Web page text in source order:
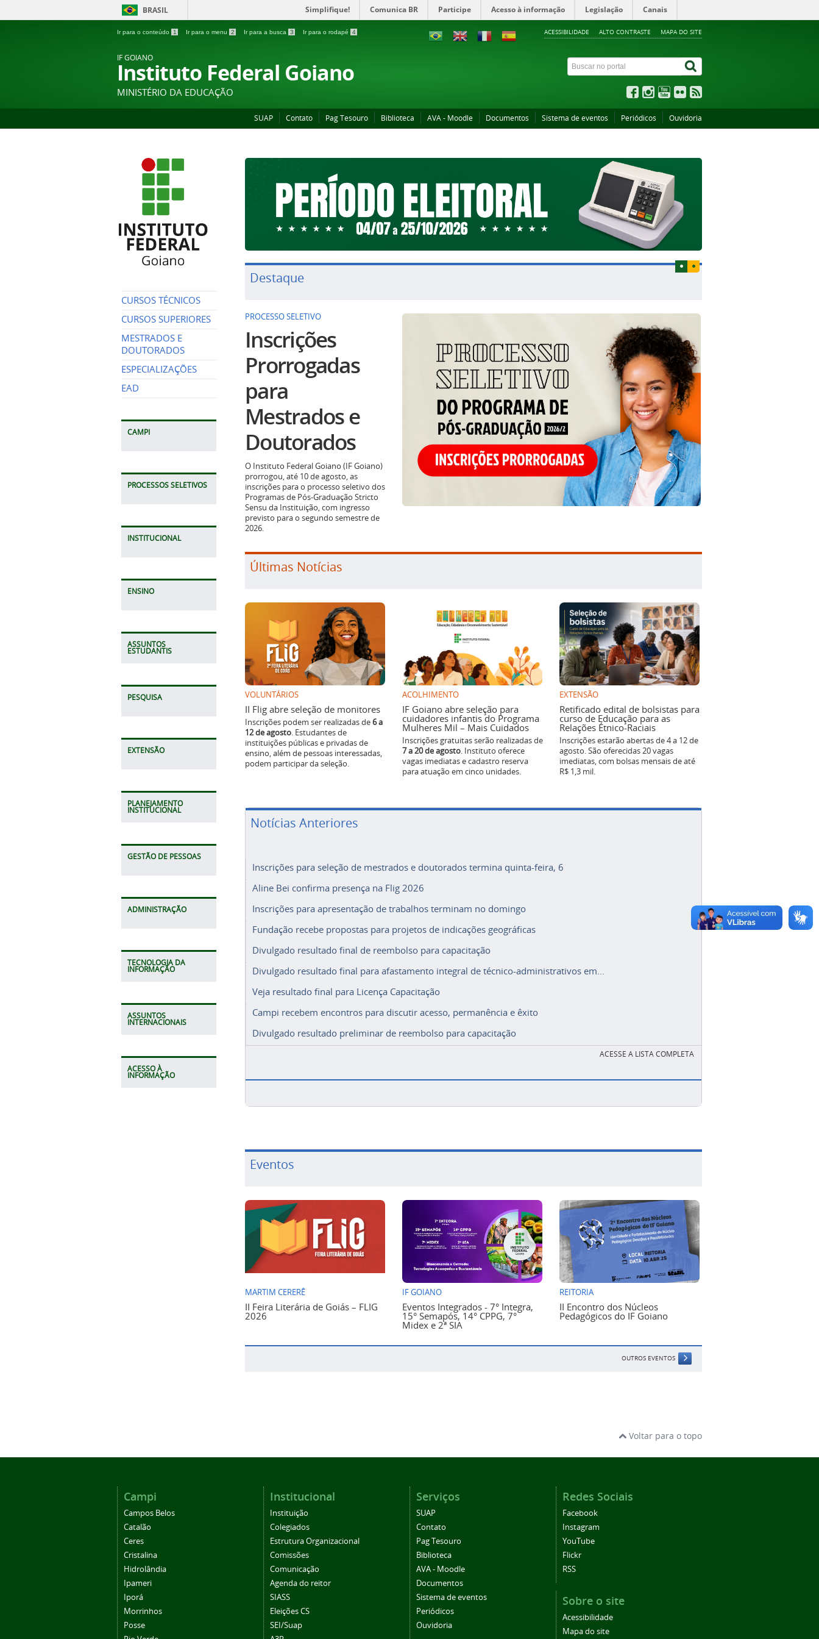
BRASIL Simplifique! Comunica BR Participe Acesso à informação Legislação Canais
Ir para o conteúdo 1 Ir para o menu 2 Ir para a busca 3 Ir para o rodapé 4 ACESSIBILIDADE ALTO CONTRASTE MAPA DO SITE
IF GOIANO
Instituto Federal Goiano
MINISTÉRIO DA EDUCAÇÃO
SUAP Contato Pag Tesouro Biblioteca AVA - Moodle Documentos Sistema de eventos Periódicos Ouvidoria
CURSOS TÉCNICOS
CURSOS SUPERIORES
MESTRADOS E
DOUTORADOS
ESPECIALIZAÇÕES
EAD
CAMPI
PROCESSOS SELETIVOS
INSTITUCIONAL
ENSINO
ASSUNTOS
ESTUDANTIS
PESQUISA
EXTENSÃO
PLANEJAMENTO
INSTITUCIONAL
GESTÃO DE PESSOAS
ADMINISTRAÇÃO
TECNOLOGIA DA
INFORMAÇÃO
ASSUNTOS
INTERNACIONAIS
ACESSO À
INFORMAÇÃO
Destaque
PROCESSO SELETIVO
Inscrições
Prorrogadas
para
Mestrados e
Doutorados
O Instituto Federal Goiano (IF Goiano)
prorrogou, até 10 de agosto, as
inscrições para o processo seletivo dos
Programas de Pós-Graduação Stricto
Sensu da Instituição, com ingresso
previsto para o segundo semestre de
2026.
Últimas Notícias
VOLUNTÁRIOS
II Flig abre seleção de monitores
Inscrições podem ser realizadas de6 a
12 de agosto. Estudantes de
instituições públicas e privadas de
ensino, além de pessoas interessadas,
podem participar da seleção.
ACOLHIMENTO
IF Goiano abre seleção para
cuidadores infantis do Programa
Mulheres Mil – Mais Cuidados
Inscrições gratuitas serão realizadas de
7 a 20 de agosto. Instituto oferece
vagas imediatas e cadastro reserva
para atuação em cinco unidades.
EXTENSÃO
Retificado edital de bolsistas para
curso de Educação para as
Relações Étnico-Raciais
Inscrições estarão abertas de 4 a 12 de
agosto. São oferecidas 20 vagas
imediatas, com bolsas mensais de até
R$ 1,3 mil.
Notícias Anteriores
Inscrições para seleção de mestrados e doutorados termina quinta-feira, 6
Aline Bei confirma presença na Flig 2026
Inscrições para apresentação de trabalhos terminam no domingo
Fundação recebe propostas para projetos de indicações geográficas
Divulgado resultado final de reembolso para capacitação
Divulgado resultado final para afastamento integral de técnico-administrativos em...
Veja resultado final para Licença Capacitação
Campi recebem encontros para discutir acesso, permanência e êxito
Divulgado resultado preliminar de reembolso para capacitação
ACESSE A LISTA COMPLETA
Eventos
MARTIM CERERÊ
II Feira Literária de Goiás – FLIG
2026
IF GOIANO
Eventos Integrados - 7° Integra,
15° Semapós, 14° CPPG, 7°
Midex e 2ª SIA
REITORIA
II Encontro dos Núcleos
Pedagógicos do IF Goiano
OUTROS EVENTOS
Voltar para o topo
Campi
Campos Belos
Catalão
Ceres
Cristalina
Hidrolândia
Ipameri
Iporá
Morrinhos
Posse
Institucional
Instituição
Colegiados
Estrutura Organizacional
Comissões
Comunicação
Agenda do reitor
SIASS
Eleições CS
SEI/Suap
Serviços
SUAP
Contato
Pag Tesouro
Biblioteca
AVA - Moodle
Documentos
Sistema de eventos
Periódicos
Ouvidoria
Redes Sociais
Facebook
Instagram
YouTube
Flickr
RSS
Sobre o site
Acessibilidade
Mapa do site